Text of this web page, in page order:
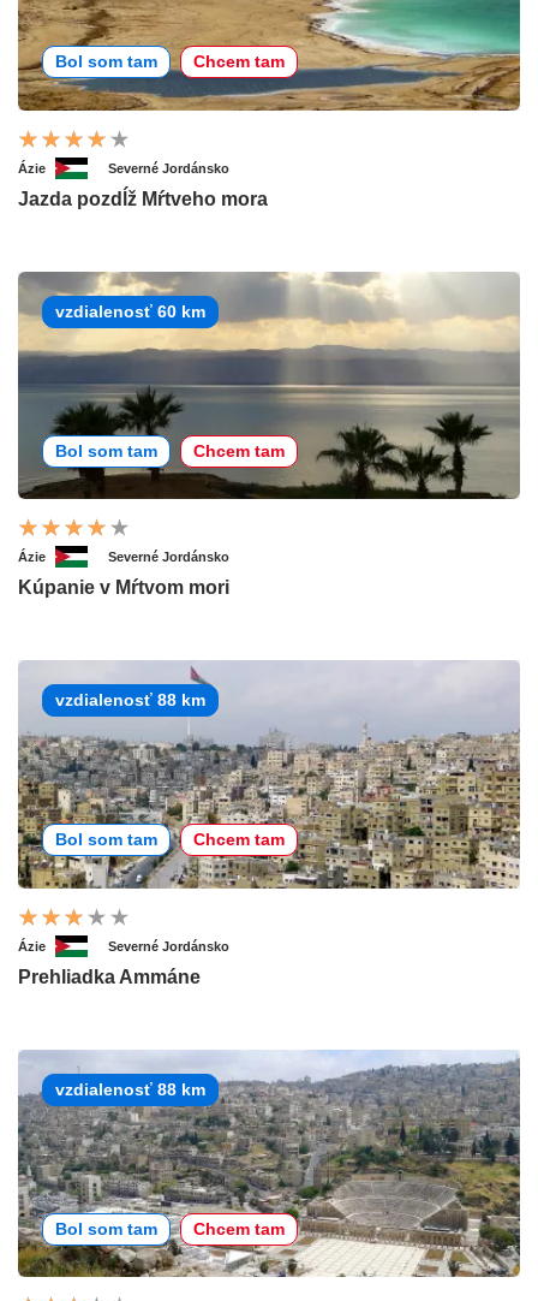
Bol som tam Chcem tam
Ázie Severné Jordánsko
Jazda pozdĺž Mŕtveho mora
vzdialenosť 60 km
Bol som tam Chcem tam
Ázie Severné Jordánsko
Kúpanie v Mŕtvom mori
vzdialenosť 88 km
Bol som tam Chcem tam
Ázie Severné Jordánsko
Prehliadka Ammáne
vzdialenosť 88 km
Bol som tam Chcem tam